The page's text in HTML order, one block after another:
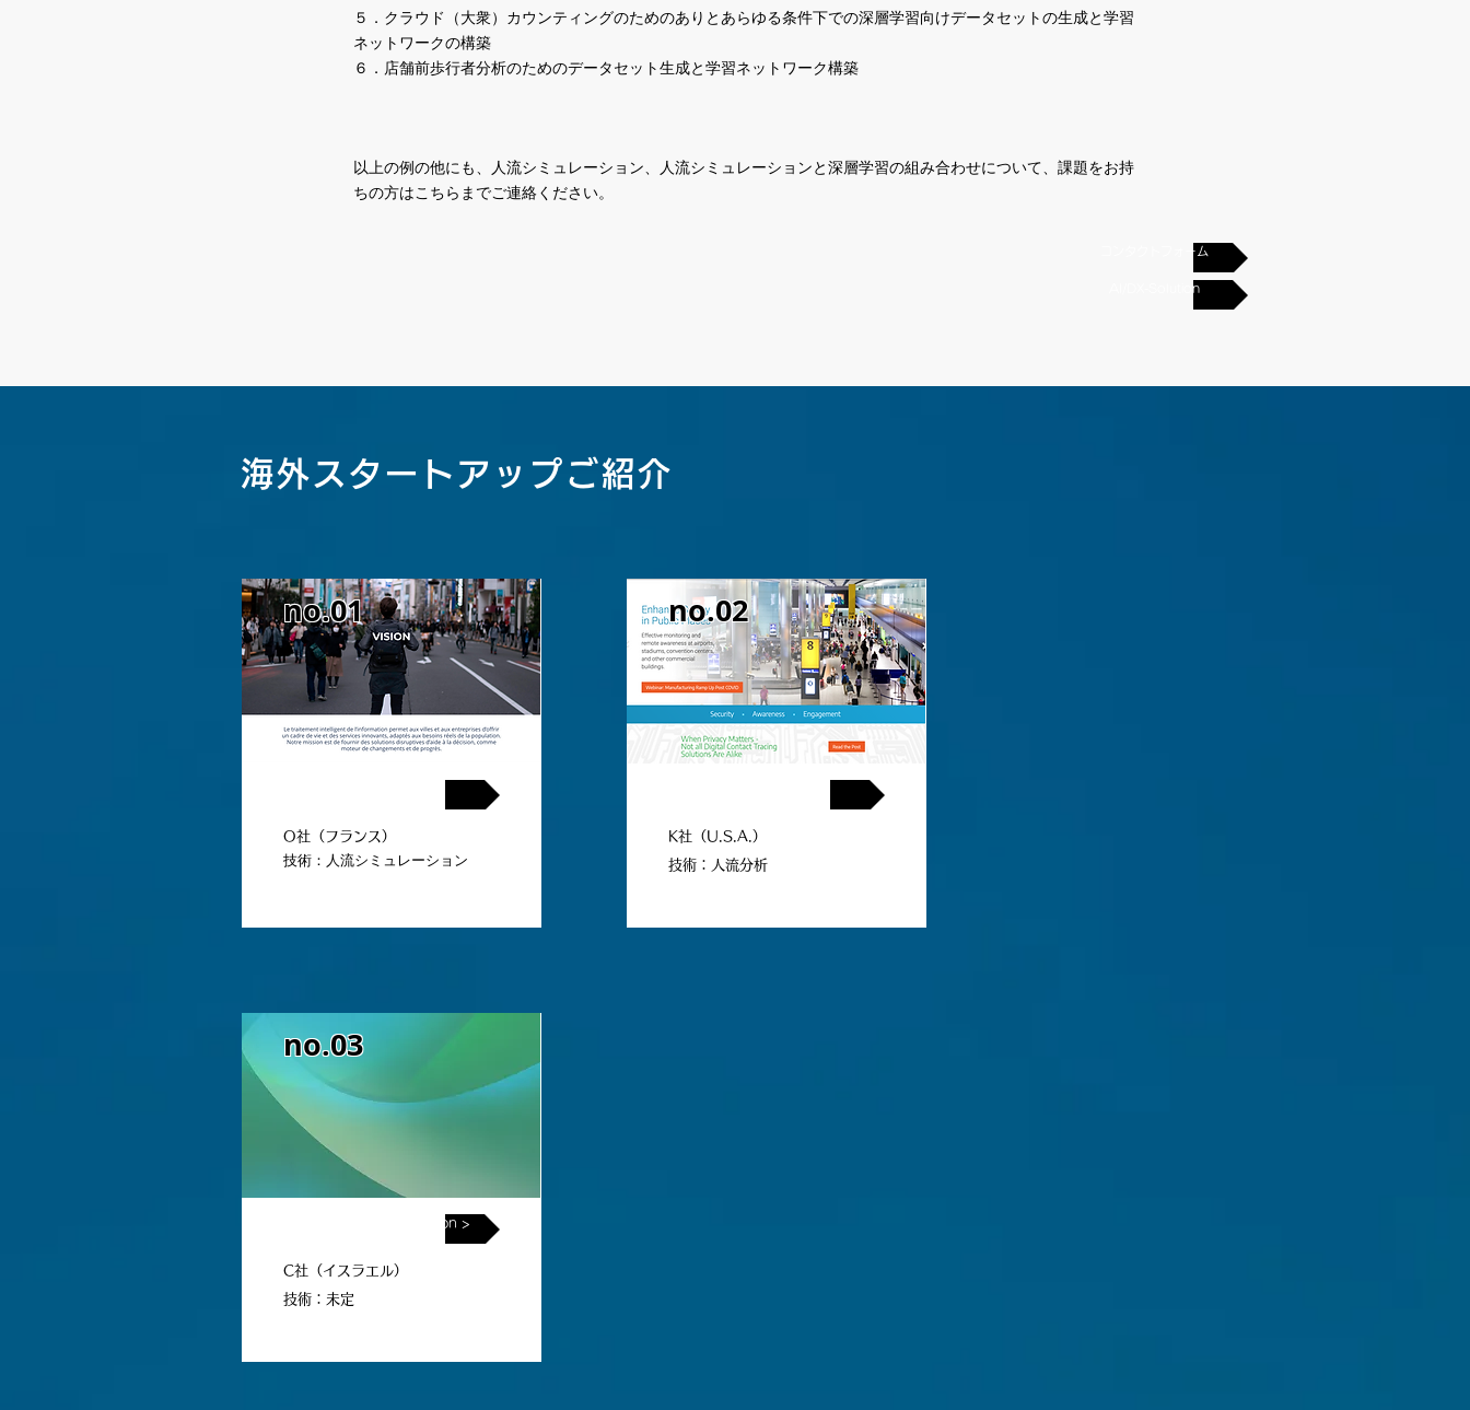
５．クラウド（大衆）カウンティングのためのありとあらゆる条件下での深層学習向けデータセットの生成と学習
ネットワークの構築
６．店舗前歩行者分析のためのデータセット生成と学習ネットワーク構築
以上の例の他にも、人流シミュレーション、人流シミュレーションと深層学習の組み合わせについて、課題をお持
ちの方はこちらまでご連絡ください。
コンタクトフォーム
AI/DX-Solution
海外スタートアップご紹介
no.01
O社（フランス）
技術： 人流シミュレーション
no.02
K社（U.S.A.）
技術：人流分析
no.03
< UnderConstruction >
C社（イスラエル）
技術：未定